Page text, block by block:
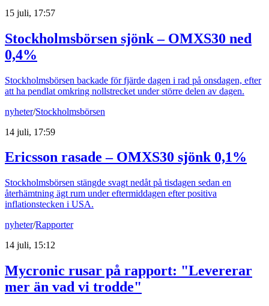
15 juli, 17:57
Stockholmsbörsen sjönk – OMXS30 ned
0,4%
Stockholmsbörsen backade för fjärde dagen i rad på onsdagen, efter
att ha pendlat omkring nollstrecket under större delen av dagen.
nyheter/Stockholmsbörsen
14 juli, 17:59
Ericsson rasade – OMXS30 sjönk 0,1%
Stockholmsbörsen stängde svagt nedåt på tisdagen sedan en
återhämtning ägt rum under eftermiddagen efter positiva
inflationstecken i USA.
nyheter/Rapporter
14 juli, 15:12
Mycronic rusar på rapport: "Levererar
mer än vad vi trodde"